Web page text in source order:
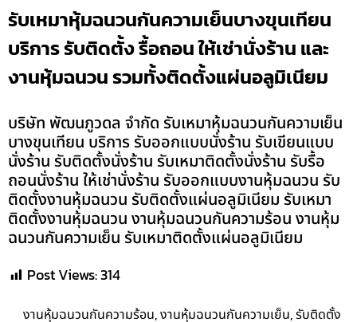
รับเหมาหุ้มฉนวนกันความเย็นบางขุนเทียน
บริการ รับติดตั้ง รื้อถอน ให้เช่านั่งร้าน และ
งานหุ้มฉนวน รวมทั้งติดตั้งแผ่นอลูมิเนียม
บริษัท พัฒนภูวดล จำกัด รับเหมาหุ้มฉนวนกันความเย็น
บางขุนเทียน บริการ รับออกแบบนั่งร้าน รับเขียนแบบ
นั่งร้าน รับติดตั้งนั่งร้าน รับเหมาติดตั้งนั่งร้าน รับรื้อ
ถอนนั่งร้าน ให้เช่านั่งร้าน รับออกแบบงานหุ้มฉนวน รับ
ติดตั้งงานหุ้มฉนวน รับติดตั้งแผ่นอลูมิเนียม รับเหมา
ติดตั้งงานหุ้มฉนวน งานหุ้มฉนวนกันความร้อน งานหุ้ม
ฉนวนกันความเย็น รับเหมาติดตั้งแผ่นอลูมิเนียม
Post Views:314
งานหุ้มฉนวนกันความร้อน,งานหุ้มฉนวนกันความเย็น,รับติดตั้ง